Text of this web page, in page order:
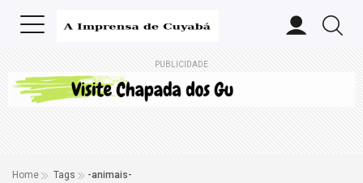
PUBLICIDADE
Home Tags -animais-